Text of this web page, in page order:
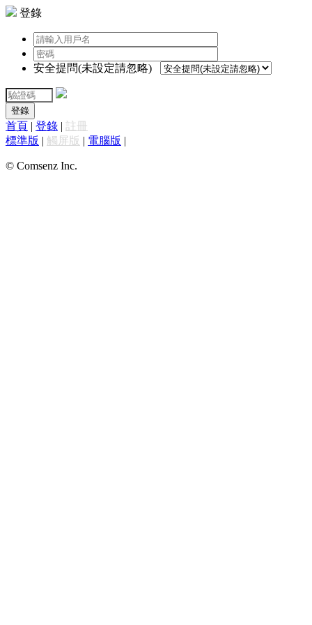
登錄
安全提問(未設定請忽略)
登錄
首頁 | 登錄 | 註冊
標準版 | 觸屏版 | 電腦版 |
© Comsenz Inc.